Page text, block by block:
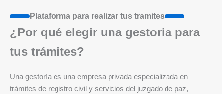
Plataforma para realizar tus tramites
¿Por qué elegir una gestoria para
tus trámites?
Una gestoría es una empresa privada especializada en
trámites de registro civil y servicios del juzgado de paz,